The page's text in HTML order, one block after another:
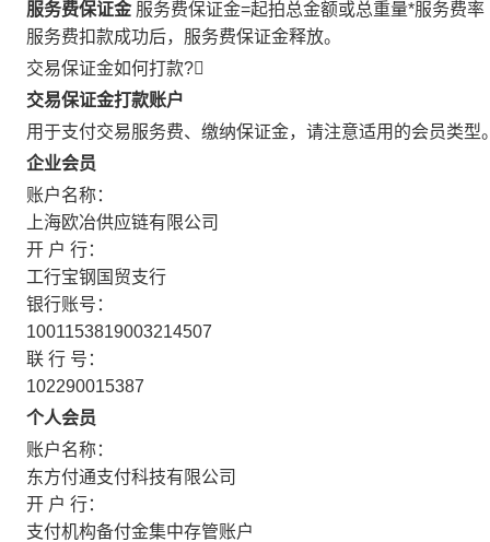
服务费保证金 服务费保证金=起拍总金额或总重量*服务费率
服务费扣款成功后，服务费保证金释放。
交易保证金如何打款?
交易保证金打款账户
用于支付交易服务费、缴纳保证金，请注意适用的会员类型
企业会员
账户名称：
上海欧冶供应链有限公司
开 户 行：
工行宝钢国贸支行
银行账号：
1001153819003214507
联 行 号：
102290015387
个人会员
账户名称：
东方付通支付科技有限公司
开 户 行：
支付机构备付金集中存管账户